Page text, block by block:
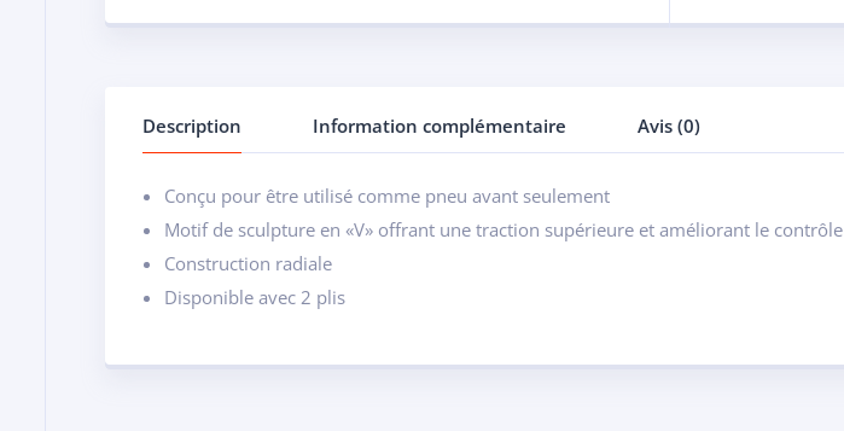
Description Information complémentaire Avis (0)
Conçu pour être utilisé comme pneu avant seulement
Motif de sculpture en «V» offrant une traction supérieure et améliorant le contrôle
Construction radiale
Disponible avec 2 plis